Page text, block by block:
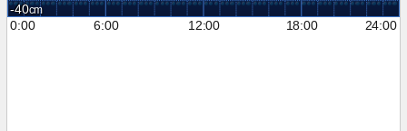
-40
0:00
6:00 12:00 18:00 24:00